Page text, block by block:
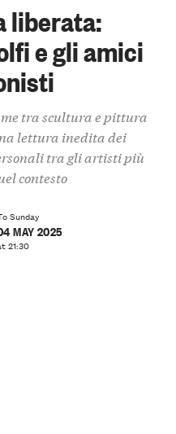
liberata:
e gli amici
tra scultura e pittura
lettura inedita dei
tra gli artisti più
contesto
Sunday
MAY 2025
21:30